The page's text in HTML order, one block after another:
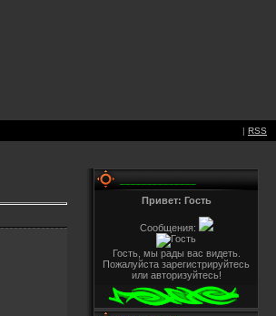
| RSS
Привет: Гость
Сообщения:
Гость, мы рады вас видеть.
Пожалуйста зарегистрируйтесь
или авторизуйтесь!